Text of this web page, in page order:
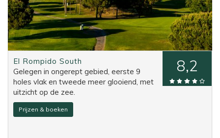
El Rompido South
Gelegen in ongerept gebied, eerste 9
holes vlak en tweede meer glooiend, met
uitzicht op de zee.
8,2
Prijzen & boeken